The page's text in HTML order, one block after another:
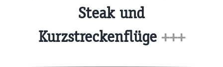
Steak und
Kurzstreckenflüge +++